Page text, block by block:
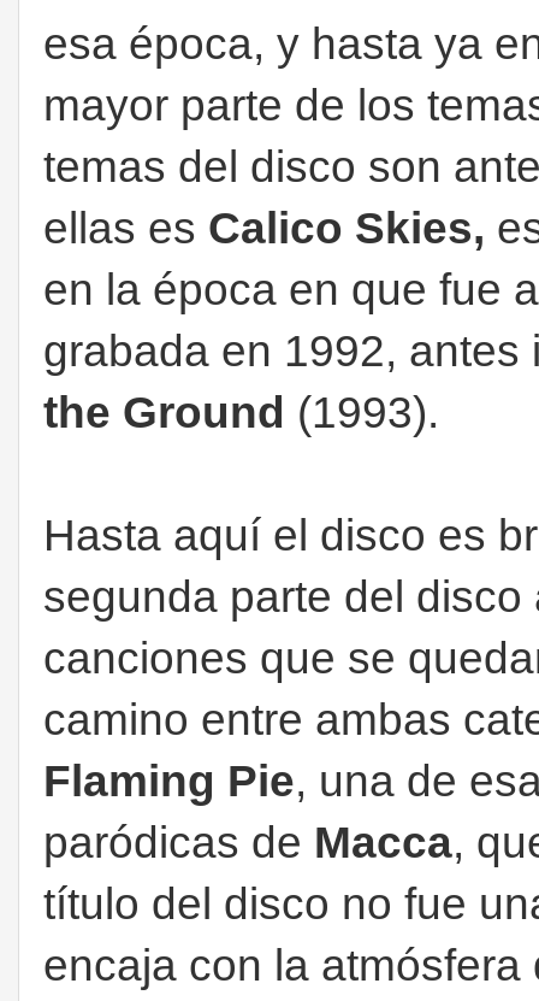
esa época, y hasta ya
mayor parte de los
temas del disco son
ellas es Calico Skies,
en la época en que fue
grabada en 1992,
the Ground (1993).
Hasta aquí el disco es
segunda parte del
canciones que se
camino entre ambas
Flaming Pie, una de
paródicas de Macca,
título del disco no fue
encaja con la